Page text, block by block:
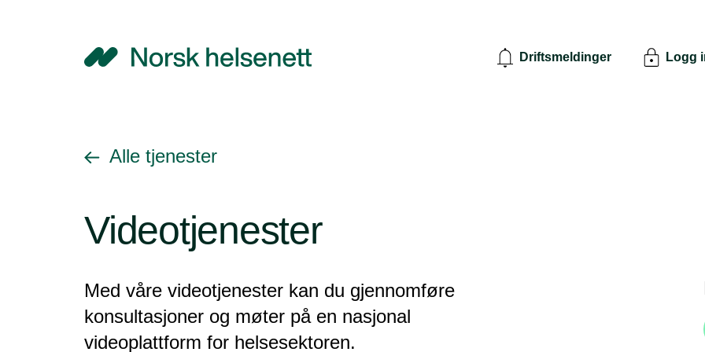
NHN Driftsmeldinger Logg
Gå tilbake til
Alle tjenester
Videotjenester
Med våre videotjenester kan du gjennomføre
konsultasjoner og møter på en nasjonal
videoplattform for helsesektoren.